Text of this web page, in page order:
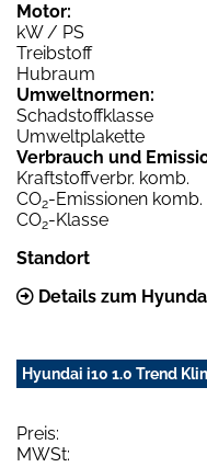
Motor:
kW / PS
Treibstoff
Hubraum
Umweltnormen:
Schadstoffklasse
Umweltplakette
Verbrauch und
Kraftstoffverbr. komb.
CO2-Emissionen komb.
CO2-Klasse
Standort
Details zum
Hyundai i10 1.0 Trend
Preis:
MWSt: